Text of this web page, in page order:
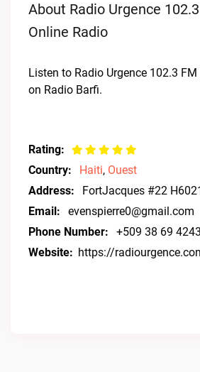
About Radio Urgence
Online Radio
Listen to Radio Urgence 102.3
on Radio Barfi.
Rating:
Country:
Haiti, Ouest
Address:
FortJacques #22
Email:
evenspierre0@gmail.com
Phone Number:
+509 38 69 4243
Website: https://